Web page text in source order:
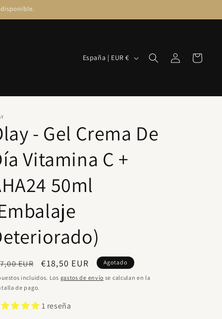
disponible.
País/región España | EUR €
sesión
Carrito
- Gel Crema De
Vitamina C +
50ml
EUR
Precio
de
€18,50 EUR Agotado
incluidos. Los gastos de envío se calculan en la
de pago.
1 reseña